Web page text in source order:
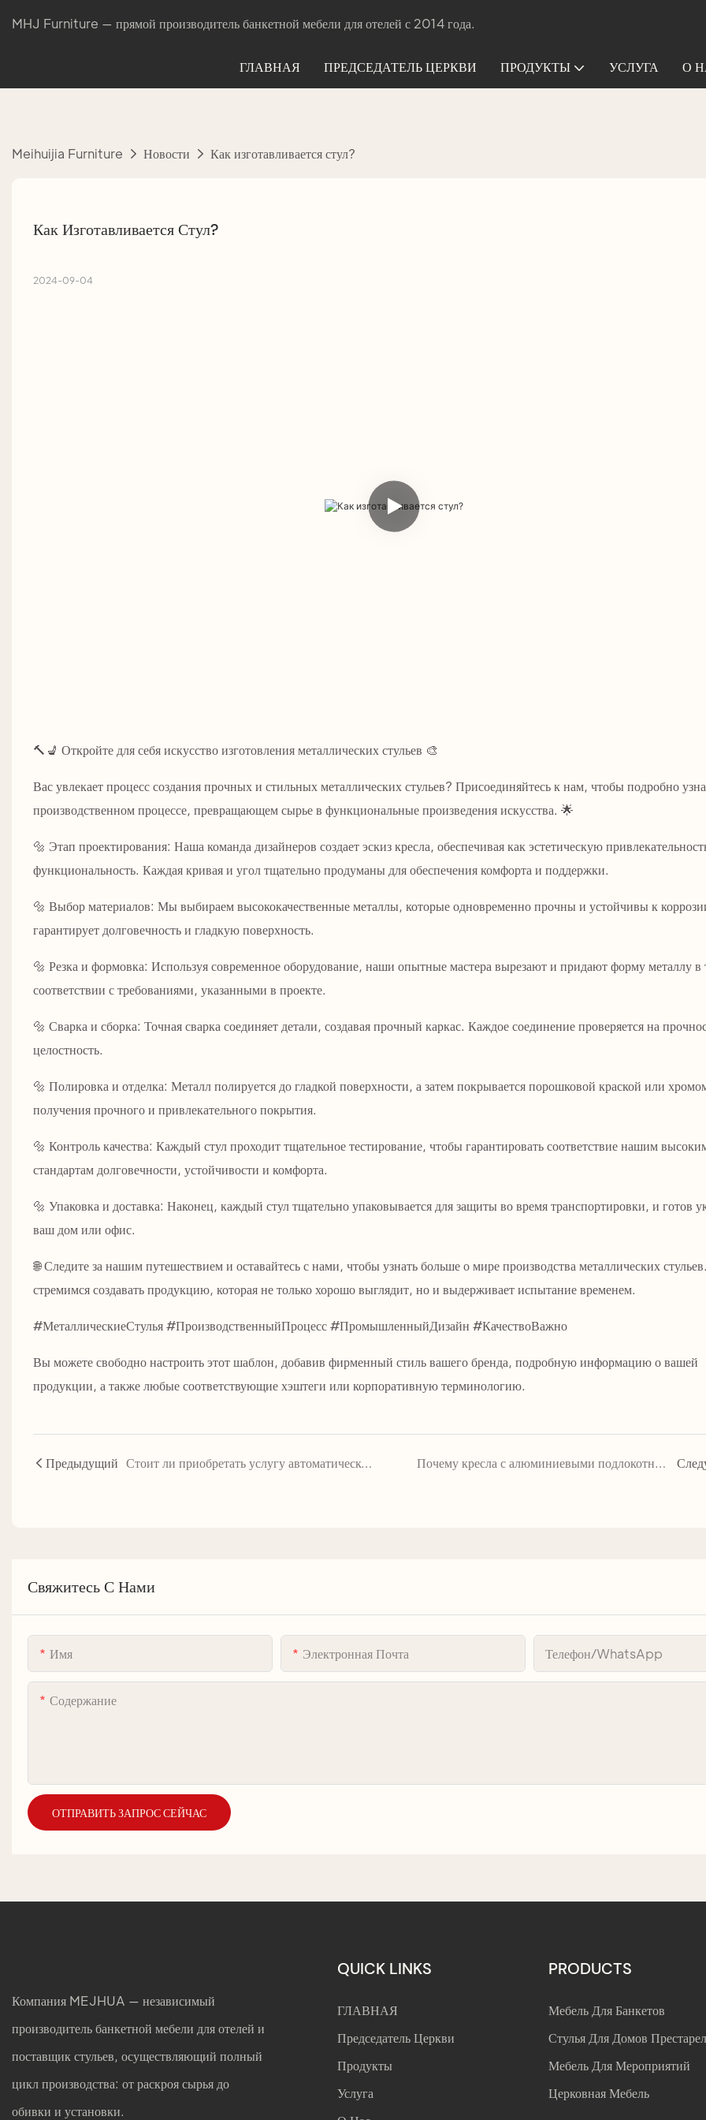
MHJ Furniture — прямой производитель банкетной мебели для отелей с 2014 года.
ГЛАВНАЯ ПРЕДСЕДАТЕЛЬ ЦЕРКВИ ПРОДУКТЫ УСЛУГА О
Meihuijia Furniture Новости Как изготавливается стул?
Как Изготавливается Стул?
2024-09-04
🔨💺 Откройте для себя искусство изготовления металлических стульев 🎨
Вас увлекает процесс создания прочных и стильных металлических стульев? Присоединяйтесь к нам, чтобы подробно
производственном процессе, превращающем сырье в функциональные произведения искусства. 🌟
🔩 Этап проектирования: Наша команда дизайнеров создает эскиз кресла, обеспечивая как эстетическую
функциональность. Каждая кривая и угол тщательно продуманы для обеспечения комфорта и поддержки.
🔩 Выбор материалов: Мы выбираем высококачественные металлы, которые одновременно прочны и устойчивы к
гарантирует долговечность и гладкую поверхность.
🔩 Резка и формовка: Используя современное оборудование, наши опытные мастера вырезают и придают форму металлу в
соответствии с требованиями, указанными в проекте.
🔩 Сварка и сборка: Точная сварка соединяет детали, создавая прочный каркас. Каждое соединение проверяется на
целостность.
🔩 Полировка и отделка: Металл полируется до гладкой поверхности, а затем покрывается порошковой краской или
получения прочного и привлекательного покрытия.
🔩 Контроль качества: Каждый стул проходит тщательное тестирование, чтобы гарантировать соответствие нашим
стандартам долговечности, устойчивости и комфорта.
🔩 Упаковка и доставка: Наконец, каждый стул тщательно упаковывается для защиты во время транспортировки, и готов
ваш дом или офис.
🌐 Следите за нашим путешествием и оставайтесь с нами, чтобы узнать больше о мире производства металлических
стремимся создавать продукцию, которая не только хорошо выглядит, но и выдерживает испытание временем.
#МеталлическиеСтулья #ПроизводственныйПроцесс #ПромышленныйДизайн #КачествоВажно
Вы можете свободно настроить этот шаблон, добавив фирменный стиль вашего бренда, подробную информацию о вашей
продукции, а также любые соответствующие хэштеги или корпоративную терминологию.
Предыдущий Стоит ли приобретать услугу автоматической сварки Add Auto-Welding? | Мебель MHJ Почему кресла с алюминиевыми подлокотниками и отделкой под дерево пользуются популярностью в домах престарелых?
Свяжитесь С Нами
Имя Электронная Почта Телефон/WhatsApp
Содержание
ОТПРАВИТЬ ЗАПРОС СЕЙЧАС
Компания MEJHUA — независимый
производитель банкетной мебели для отелей и
поставщик стульев, осуществляющий полный
цикл производства: от раскроя сырья до
обивки и установки.
QUICK LINKS
ГЛАВНАЯ
Председатель Церкви
Продукты
Услуга
PRODUCTS
Мебель Для Банкетов
Стулья Для Домов
Мебель Для Мероприятий
Церковная Мебель